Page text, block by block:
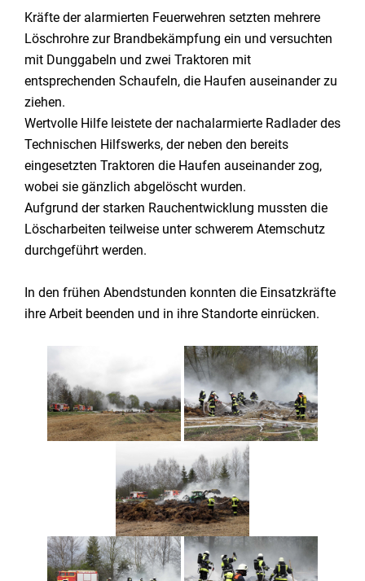
Kräfte der alarmierten Feuerwehren setzten mehrere
Löschrohre zur Brandbekämpfung ein und versuchten
mit Dunggabeln und zwei Traktoren mit
entsprechenden Schaufeln, die Haufen auseinander zu
ziehen.
Wertvolle Hilfe leistete der nachalarmierte Radlader des
Technischen Hilfswerks, der neben den bereits
eingesetzten Traktoren die Haufen auseinander zog,
wobei sie gänzlich abgelöscht wurden.
Aufgrund der starken Rauchentwicklung mussten die
Löscharbeiten teilweise unter schwerem Atemschutz
durchgeführt werden.
In den frühen Abendstunden konnten die Einsatzkräfte
ihre Arbeit beenden und in ihre Standorte einrücken.